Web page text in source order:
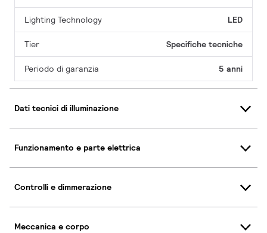
Lighting Technology LED
Tier Specifiche tecniche
Periodo di garanzia 5 anni
Dati tecnici di illuminazione
Funzionamento e parte elettrica
Controlli e dimmerazione
Meccanica e corpo